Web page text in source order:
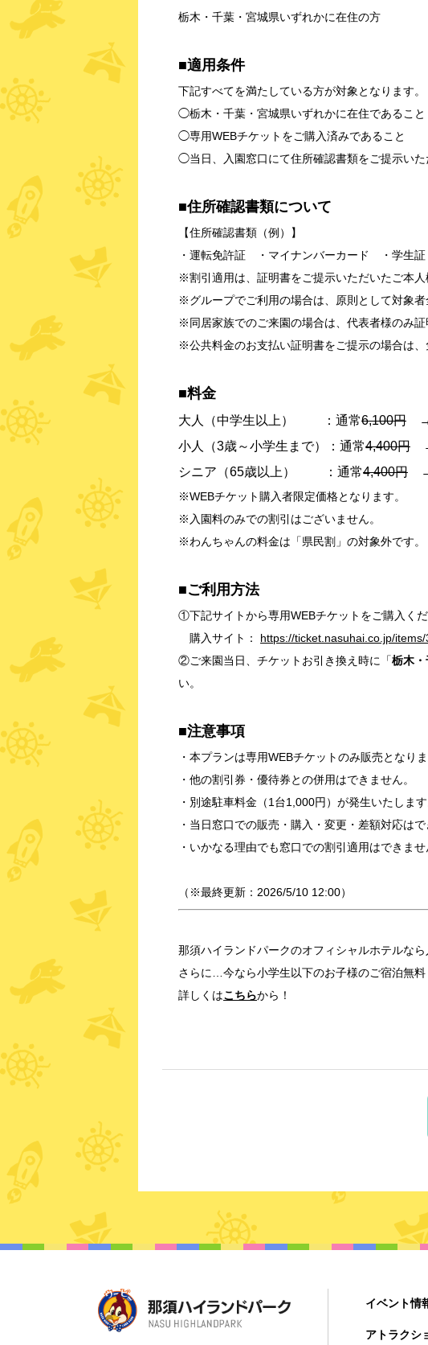
栃木・千葉・宮城県いずれかに在住の方
■適用条件
下記すべてを満たしている方が対象となります。
◯栃木・千葉・宮城県いずれかに在住であること
◯専用WEBチケットをご購入済みであること
◯当日、入園窓口にて住所確認書類をご提示いた
■住所確認書類について
【住所確認書類（例）】
・運転免許証 ・マイナンバーカード ・学生
※割引適用は、証明書をご提示いただいたご本人
※グループでご利用の場合は、原則として対象者
※同居家族でのご来園の場合は、代表者様のみ証
※公共料金のお支払い証明書をご提示の場合は
■料金
大人（中学生以上） ：通常6,100円
小人（3歳～小学生まで）：通常4,400円
シニア（65歳以上） ：通常4,400円
※WEBチケット購入者限定価格となります。
※入園料のみでの割引はございません。
※わんちゃんの料金は「県民割」の対象外です。
■ご利用方法
①下記サイトから専用WEBチケットをご購入くだ
購入サイト： https://ticket.nasuhai.co.jp/
②ご来園当日、チケットお引き換え時に「栃木
い。
■注意事項
・本プランは専用WEBチケットのみ販売となりま
・他の割引券・優待券との併用はできません。
・別途駐車料金（1台1,000円）が発生いたします
・当日窓口での販売・購入・変更・差額対応はで
・いかなる理由でも窓口での割引適用はできま
（※最終更新：2026/5/10 12:00）
那須ハイランドパークのオフィシャルホテルなら
さらに…今なら小学生以下のお子様のご宿泊無料
詳しくはこちらから！
イベント情
アトラクシ